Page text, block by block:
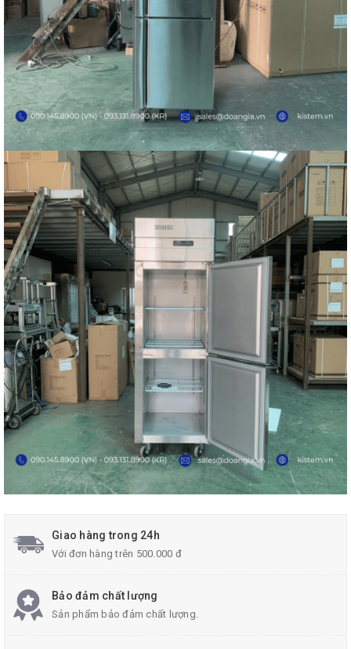
Giao hàng trong 24h
Với đơn hàng trên 500.000 đ
Bảo đảm chất lượng
Sản phẩm bảo đảm chất lượng.